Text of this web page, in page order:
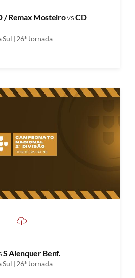
/ Remax MosteirovsCD
| 26ª Jornada
S Alenquer Benf.
| 26ª Jornada